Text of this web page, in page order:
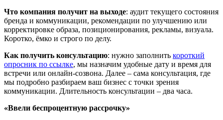
Что компания получит на выходе: аудит текущего состояния
бренда и коммуникации, рекомендации по улучшению или
корректировке образа, позиционирования, рекламы, визуала.
Коротко, ёмко и строго по делу.
Как получить консультацию: нужно заполнить короткий
опросник по ссылке, мы назначим удобные дату и время для
встречи или онлайн-созвона. Далее – сама консультация, где
мы подробно разбираем ваш бизнес с точки зрения
коммуникации. Длительность консультации – два часа.
«Ввели беспроцентную рассрочку»